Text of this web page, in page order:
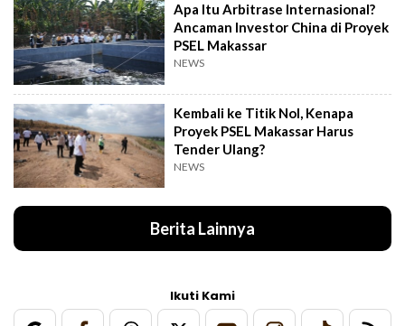
Apa Itu Arbitrase Internasional?
Ancaman Investor China di Proyek
PSEL Makassar
NEWS
Kembali ke Titik Nol, Kenapa
Proyek PSEL Makassar Harus
Tender Ulang?
NEWS
Berita Lainnya
Ikuti Kami